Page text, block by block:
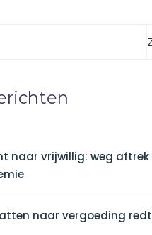
naar vrijwillig: weg aftrek
naar vergoeding redt